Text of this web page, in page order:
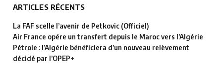
ARTICLES RÉCENTS
La FAF scelle l’avenir de Petkovic (Officiel)
Air France opére un transfert depuis le Maroc vers l’Algérie
Pétrole : l’Algérie bénéficiera d’un nouveau relèvement
décidé par l’OPEP+